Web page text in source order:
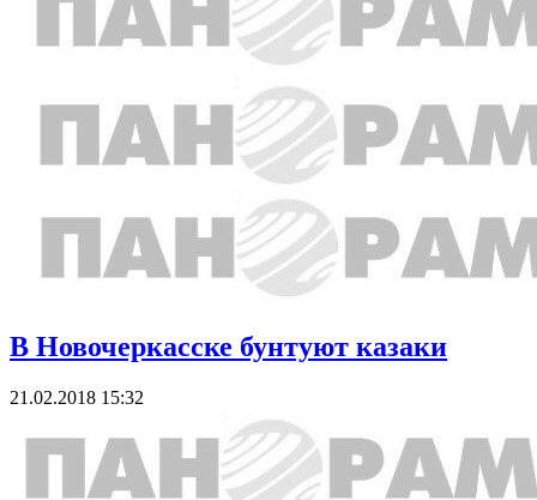
В Новочеркасске бунтуют казаки
21.02.2018 15:32